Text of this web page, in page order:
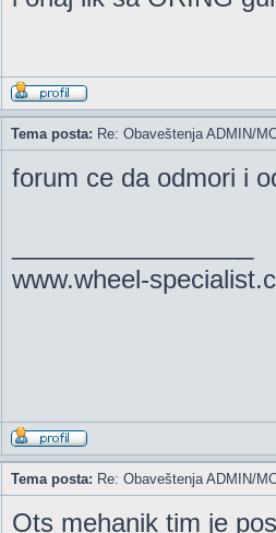
Tema posta: Re: Obaveštenja ADMIN/
forum ce da odmori i
www.wheel-
Tema posta: Re: Obaveštenja ADMIN/
Ots mehanik tim je